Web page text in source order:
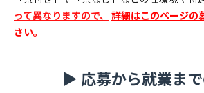
って異なりますので、 詳細はこのページの
さい。
▶ 応募から就業ま